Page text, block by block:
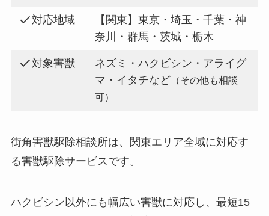
対応地域
【関東】東京・埼玉・千葉・神
奈川・群馬・茨城・栃木
対象害獣
ネズミ・ハクビシン・アライグ
マ・イタチなど （その他も相談
可）
街角害獣駆除相談所は、関東エリア全域に対応す
る害獣駆除サービスです。
ハクビシン以外にも幅広い害獣に対応し、最短15